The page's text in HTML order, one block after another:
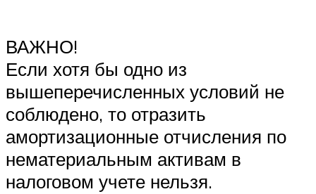
ВАЖНО!
Если хотя бы одно из
вышеперечисленных условий не
соблюдено, то отразить
амортизационные отчисления по
нематериальным активам в
налоговом учете нельзя.